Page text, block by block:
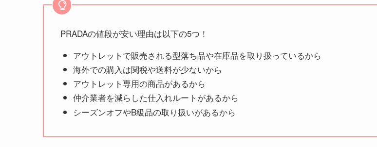
PRADAの値段が安い理由は以下の5つ！
アウトレットで販売される型落ち品や在庫品を取り扱っているから
海外での購入は関税や送料が少ないから
アウトレット専用の商品があるから
仲介業者を減らした仕入れルートがあるから
シーズンオフやB級品の取り扱いがあるから